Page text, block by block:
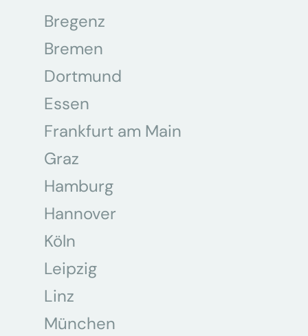
Bregenz
Bremen
Dortmund
Essen
Frankfurt am Main
Graz
Hamburg
Hannover
Köln
Leipzig
Linz
München